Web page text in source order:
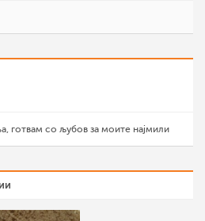
готвам со љубов за моите најмили